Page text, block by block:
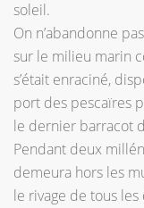
soleil.
On n’abandonne
sur le milieu marin
s’était enraciné,
port des pescaïres
le dernier barracot
Pendant deux
demeura hors les
le rivage de tous